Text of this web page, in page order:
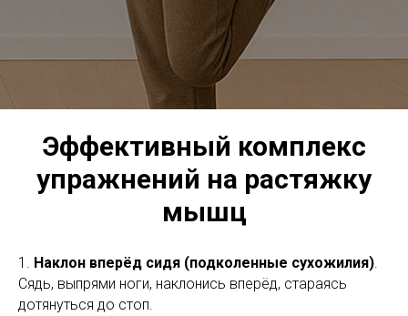
Эффективный комплекс
упражнений на растяжку
мышц
1. Наклон вперёд сидя (подколенные сухожилия).
Сядь, выпрями ноги, наклонись вперёд, стараясь
дотянуться до стоп.